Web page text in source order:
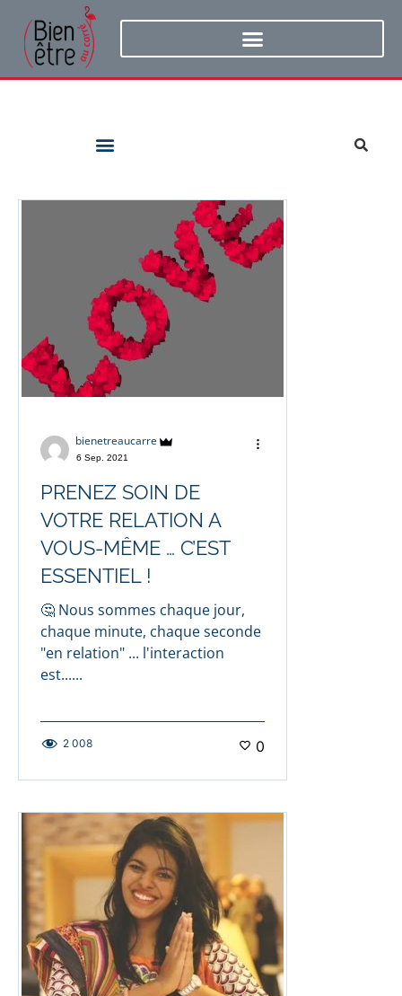
bienetreaucarre
6 Sep. 2021
PRENEZ SOIN DE
VOTRE RELATION A
VOUS-MÊME … C’EST
ESSENTIEL !
🤔 Nous sommes chaque jour,
chaque minute, chaque seconde
"en relation" ... l'interaction
est......
2 008 0